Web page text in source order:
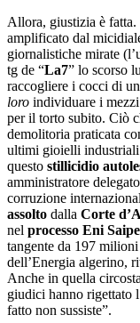
Allora, giustizia è
amplificato dal
giornalistiche mirate
tg de “La7” lo scorso
raccogliere i cocci di
loro individuare i
per il torto subito. Ciò
demolitoria praticata
ultimi gioielli industriali
questo stillicidio
amministratore
corruzione
assolto dalla Corte
nel processo Eni
tangente da 197
dell’Energia algerino,
Anche in quella
giudici hanno rigettato
fatto non sussiste”.